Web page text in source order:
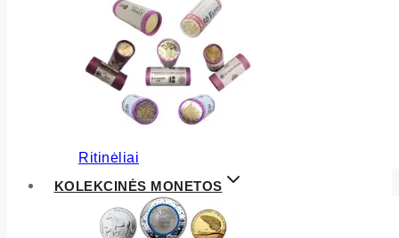
Ritinėliai
KOLEKCINĖS MONETOS